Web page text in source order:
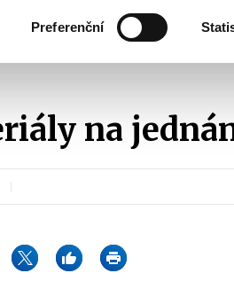
Preferenční
politika
na jednání vlády 1.čtvrtletí ´06
na